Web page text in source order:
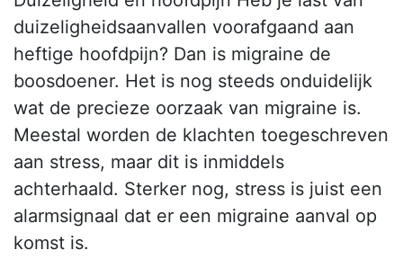
duizeligheidsaanvallen voorafgaand aan
heftige hoofdpijn? Dan is migraine de
boosdoener. Het is nog steeds onduidelijk
wat de precieze oorzaak van migraine is.
Meestal worden de klachten toegeschreven
aan stress, maar dit is inmiddels
achterhaald. Sterker nog, stress is juist een
alarmsignaal dat er een migraine aanval op
komst is.